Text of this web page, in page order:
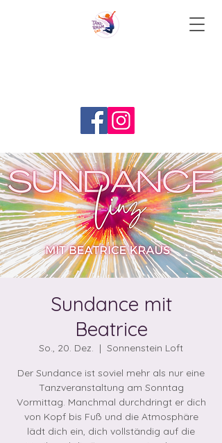
Sundance mit
Beatrice
So., 20. Dez.
  |
Sonnenstein Loft
Der Sundance ist soviel mehr als nur eine
Tanzveranstaltung am Sonntag
Vormittag. Manchmal durchdringt er dich
von Kopf bis Fuß und die Atmosphäre
lädt dich ein, dich vollständig auf die